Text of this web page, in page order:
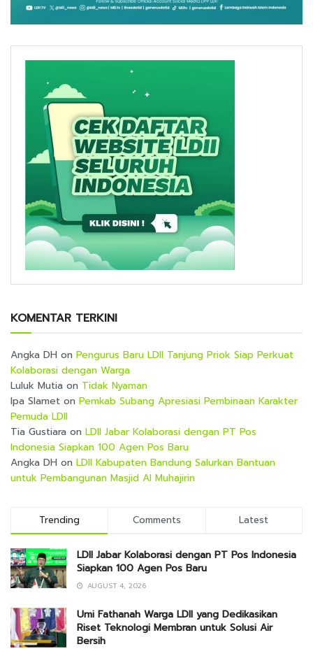
KOMENTAR TERKINI
Angka DH on Pengurus Baru LDII Tanjung Priok Siap Perkuat
Kolaborasi dengan Warga
Luluk Mutia on Tidak Nyaman
Ipa Slamet on Pemkab Subang Apresiasi Pembinaan Karakter
Pemuda LDII
Tia Gustiara on LDII Jabar Kolaborasi dengan PT Pos
Indonesia Siapkan 100 Agen Pos Baru
Angka DH on LDII Kabupaten Bandung Salurkan Bantuan
untuk Pembangunan Masjid Al Muhajirin
Trending Comments Latest
LDII Jabar Kolaborasi dengan PT Pos Indonesia
Siapkan 100 Agen Pos Baru
AUGUST 4, 2026
Umi Fathanah Warga LDII yang Dedikasikan
Riset Teknologi Membran untuk Solusi Air
Bersih